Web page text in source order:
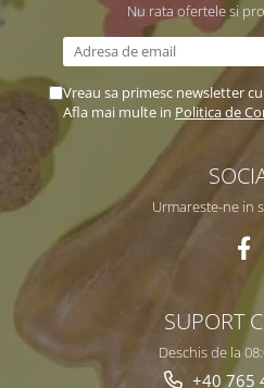
Nu rata ofertele si
Vreau sa primesc newsletter
Afla mai multe in Politica de
Urmareste-ne in
SUPORT
Deschis de la
+40 765